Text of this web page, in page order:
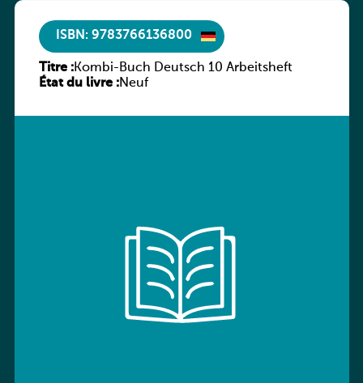
ISBN: 9783766136800
Titre :Kombi-Buch Deutsch 10 Arbeitsheft
État du livre :Neuf